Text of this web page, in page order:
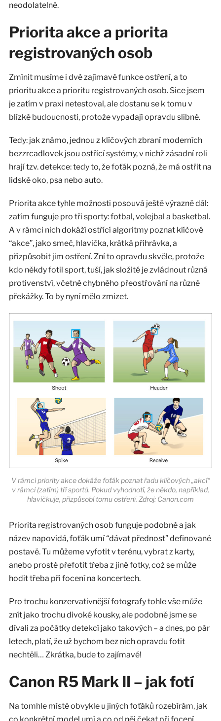
neodolatelné.
Priorita akce a priorita
registrovaných osob
Zmínit musíme i dvě zajímavé funkce ostření, a to
prioritu akce a prioritu registrovaných osob. Sice jsem
je zatím v praxi netestoval, ale dostanu se k tomu v
blízké budoucnosti, protože vypadají opravdu slibně.
Tedy: jak známo, jednou z klíčových zbraní moderních
bezzrcadlovek jsou ostřící systémy, v nichž zásadní roli
hrají tzv. detekce: tedy to, že foťák pozná, že má ostřit na
lidské oko, psa nebo auto.
Priorita akce tyhle možnosti posouvá ještě výrazně dál:
zatím funguje pro tři sporty: fotbal, volejbal a basketbal.
A v rámci nich dokáží ostřící algoritmy poznat klíčové
“akce”, jako smeč, hlavička, krátká přihrávka, a
přizpůsobit jim ostření. Zní to opravdu skvěle, protože
kdo někdy fotil sport, tuší, jak složité je zvládnout různá
protivenství, včetně chybného přeostřování na různé
překážky. To by nyní mělo zmizet.
V rámci priority akce dokáže foťák poznat řadu klíčových „akcí“
v rámci (zatím) tří sportů. Pokud vyhodnotí, že někdo, například,
hlavičkuje, přizpůsobí tomu ostření. Zdroj: Canon.com
Priorita registrovaných osob funguje podobně a jak
název napovídá, foťák umí “dávat přednost” definované
postavě. Tu můžeme vyfotit v terénu, vybrat z karty,
anebo prostě přefotit třeba z jiné fotky, což se může
hodit třeba při focení na koncertech.
Pro trochu konzervativnější fotografy tohle vše může
znít jako trochu divoké kousky, ale podobně jsme se
dívali za počátky detekcí jako takových – a dnes, po pár
letech, platí, že už bychom bez nich opravdu fotit
nechtěli… Zkrátka, bude to zajímavé!
Canon R5 Mark II – jak fotí
Na tomhle místě obvykle u jiných foťáků rozebírám, jak